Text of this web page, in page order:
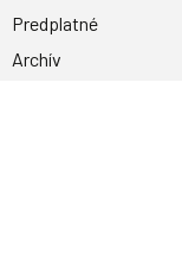
Predplatné
Archív